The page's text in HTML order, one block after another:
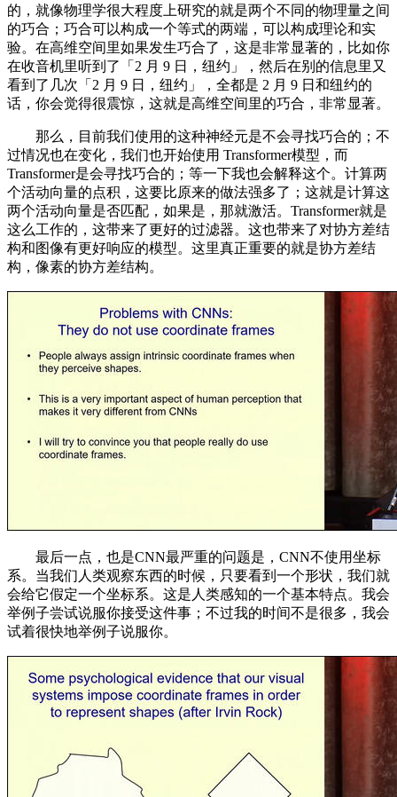
的，就像物理学很大程度上研究的就是两个不同的物理量之间
的巧合；巧合可以构成一个等式的两端，可以构成理论和实
验。在高维空间里如果发生巧合了，这是非常显著的，比如你
在收音机里听到了「2 月 9 日，纽约」，然后在别的信息里又
看到了几次「2 月 9 日，纽约」，全都是 2 月 9 日和纽约的
话，你会觉得很震惊，这就是高维空间里的巧合，非常显著。
那么，目前我们使用的这种神经元是不会寻找巧合的；不
过情况也在变化，我们也开始使用 Transformer模型，而
Transformer是会寻找巧合的；等一下我也会解释这个。计算两
个活动向量的点积，这要比原来的做法强多了；这就是计算这
两个活动向量是否匹配，如果是，那就激活。Transformer就是
这么工作的，这带来了更好的过滤器。这也带来了对协方差结
构和图像有更好响应的模型。这里真正重要的就是协方差结
构，像素的协方差结构。
最后一点，也是CNN最严重的问题是，CNN不使用坐标
系。当我们人类观察东西的时候，只要看到一个形状，我们就
会给它假定一个坐标系。这是人类感知的一个基本特点。我会
举例子尝试说服你接受这件事；不过我的时间不是很多，我会
试着很快地举例子说服你。